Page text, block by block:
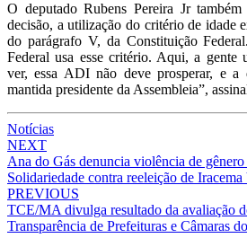
O deputado Rubens Pereira Jr
decisão, a utilização do critério de idade
do parágrafo V, da Constituição
Federal usa esse critério. Aqui, a gente
ver, essa ADI não deve prosperar, e a
mantida presidente da Assembleia”,
Notícias
Post
navigation
NEXT
Ana do Gás denuncia violência de
Solidariedade contra reeleição de Iracema
PREVIOUS
TCE/MA divulga resultado da avaliação
Transparência de Prefeituras e Câmaras